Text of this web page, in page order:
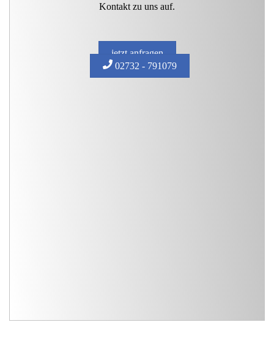
Kontakt zu uns auf.
jetzt anfragen
02732 - 791079